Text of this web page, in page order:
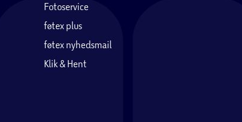
Fotoservice
føtex plus
føtex nyhedsmail
Klik & Hent